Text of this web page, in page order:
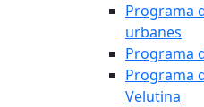
Programa
urbanes
Programa
Programa
Velutina